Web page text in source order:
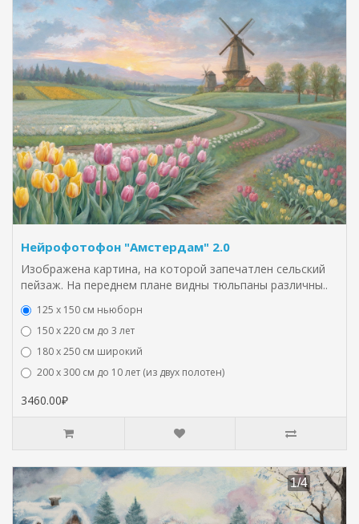
Нейрофотофон "Амстердам" 2.0
Изображена картина, на которой запечатлен сельский
пейзаж. На переднем плане видны тюльпаны различны..
125 x 150 см ньюборн
150 х 220 см до 3 лет
180 х 250 см широкий
200 х 300 см до 10 лет (из двух полотен)
3460.00₽